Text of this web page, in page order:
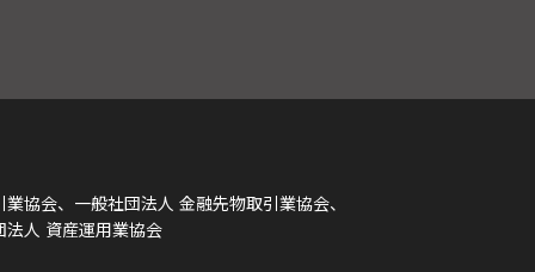
協会、一般社団法人 金融先物取引業協会、
人 資産運用業協会